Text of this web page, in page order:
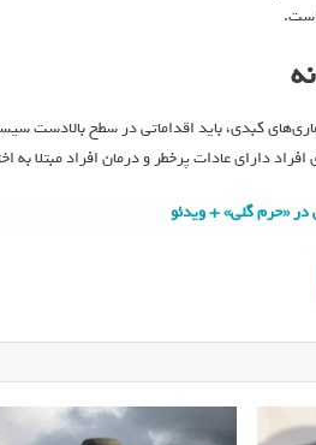
کبدی، باید اقداماتی در سطح بالادست
دارای عادات پرخطر و درمان افراد مبتلا
در «حرم گلی» + ویدئو